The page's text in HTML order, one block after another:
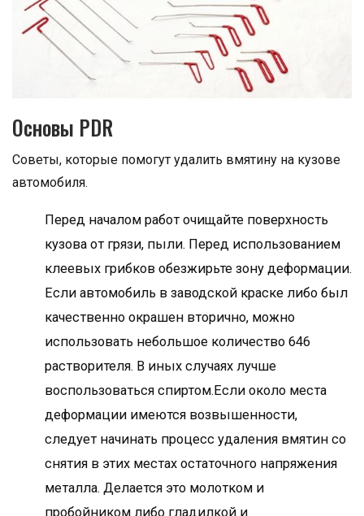
Основы PDR
Советы, которые помогут удалить вмятину на кузове
автомобиля.
Перед началом работ очищайте поверхность
кузова от грязи, пыли. Перед использованием
клеевых грибков обезжирьте зону деформации.
Если автомобиль в заводской краске либо был
качественно окрашен вторично, можно
использовать небольшое количество 646
растворителя. В иных случаях лучше
воспользоваться спиртом.Если около места
деформации имеются возвышенности,
следует начинать процесс удаления вмятин со
снятия в этих местах остаточного напряжения
металла. Делается это молотком и
пробойником либо гладилкой и